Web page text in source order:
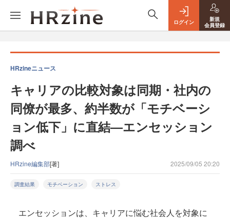
ログイン
新規
会員登録
HRzineニュース
キャリアの比較対象は同期・社内の
同僚が最多、約半数が「モチベーシ
ョン低下」に直結—エンセッション
調べ
HRzine編集部[著] 2025/09/05 20:20
調査結果 モチベーション ストレス
エンセッションは、キャリアに悩む社会人を対象に